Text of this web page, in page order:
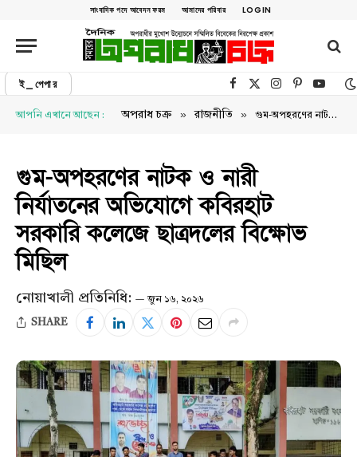
সাংবাদিক পদে আবেদন ফরম আমাদের পরিবার LOGIN
ই_পেপার Facebook
X (Twitter)Instagram
Pinterest
আপনি এখানে আছেন : অপরাধ চক্র » রাজনীতি » গুম-অপহরণের নাটক ও নারী নির্যাতনের অভিযোগে কবিরহাট সরকারি কলেজে ছাত্রদলের বিক্ষোভ মিছিল
গুম-অপহরণের নাটক ও নারী
নির্যাতনের অভিযোগে কবিরহাট
সরকারি কলেজে ছাত্রদলের বিক্ষোভ
মিছিল
নোয়াখালী প্রতিনিধি: জুন ১৬, ২০২৬
SHARE